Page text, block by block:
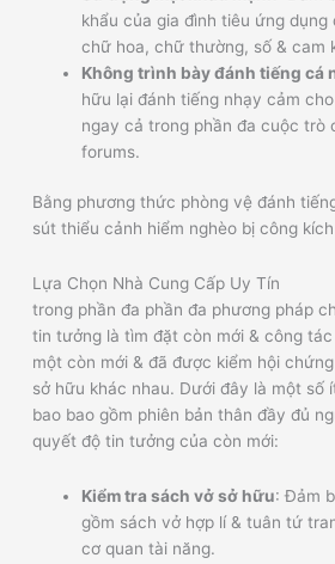
khẩu của gia đình tiêu ứng dụng
chữ hoa, chữ thường, số & cam
Không trình bày đánh tiếng cá
hữu lại đánh tiếng nhạy cảm
ngay cả trong phần đa cuộc trò
forums.
Bằng phương thức phòng vệ đánh
sút thiểu cảnh hiểm nghèo bị công
Lựa Chọn Nhà Cung Cấp Uy Tín
trong phần đa phần đa phương pháp
tin tưởng là tìm đặt còn mới & công
một còn mới & đã được kiểm hội
sở hữu khác nhau. Dưới đây là một số
bao bao gồm phiên bản thân đầy đủ
quyết độ tin tưởng của còn mới:
Kiểm tra sách vở sở hữu: Đảm
gồm sách vở hợp lí & tuân tứ
cơ quan tài năng.